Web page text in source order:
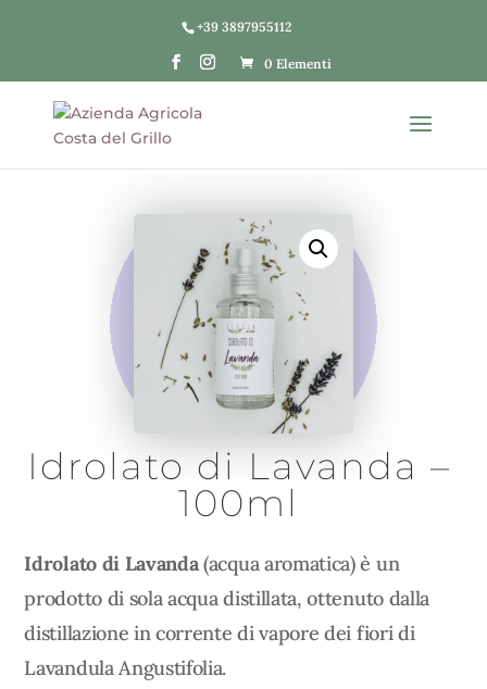
+39 3897955112
0 Elementi
Idrolato di Lavanda –
100ml
Idrolato di Lavanda(acqua aromatica) è un
prodotto di sola acqua distillata, ottenuto dalla
distillazione in corrente di vapore dei fiori di
Lavandula Angustifolia.